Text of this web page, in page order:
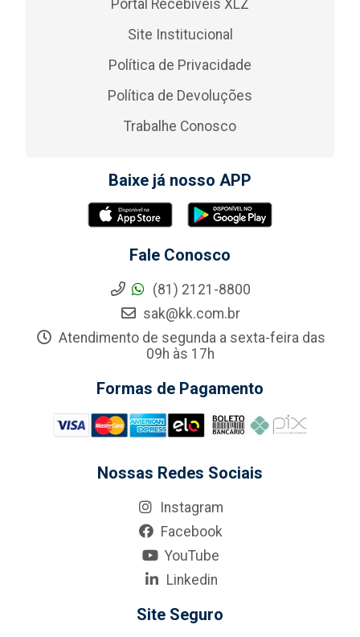
Portal Recebíveis XLZ
Site Institucional
Política de Privacidade
Política de Devoluções
Trabalhe Conosco
Baixe já nosso APP
Fale Conosco
(81) 2121-8800
sak@kk.com.br
Atendimento de segunda a sexta-feira das
09h às 17h
Formas de Pagamento
Nossas Redes Sociais
Instagram
Facebook
YouTube
Linkedin
Site Seguro